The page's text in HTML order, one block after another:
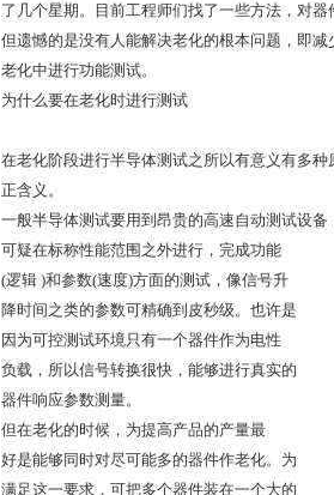
了几个星期。目前工程师们找了一些方法，对
但遗憾的是没有人能解决老化的根本问题，即
老化中进行功能测试。
为什么要在老化时进行测试
在老化阶段进行半导体测试之所以有意义有多
正含义。
一般半导体测试要用到昂贵的高速自动测试设
可疑在标称性能范围之外进行，完成功能
(逻辑 )和参数(速度)方面的测试，像信号升
降时间之类的参数可精确到皮秒级。也许是
因为可控测试环境只有一个器件作为电性
负载，所以信号转换很快，能够进行真实的
器件响应参数测量。
但在老化的时候，为提高产品的产量最
好是能够同时对尽可能多的器件作老化。为
满足这一要求，可把多个器件装在一个大的